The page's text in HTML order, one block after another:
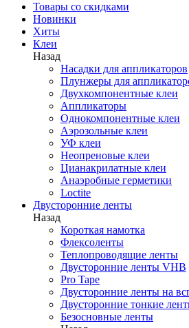
Товары со скидками
Новинки
Хиты
Клеи
Назад
Насадки для аппликаторов
Плунжеры для
Двухкомпонентные клеи
Аппликаторы
Однокомпонентные клеи
Аэрозольные клеи
УФ клеи
Неопреновые клеи
Цианакрилатные клеи
Анаэробные герметики
Loctite
Двусторонние ленты
Назад
Короткая намотка
Флексоленты
Теплопроводящие ленты
Двусторонние ленты VHB
Pro Tape
Двусторонние ленты на
Двусторонние тонкие
Безосновные ленты